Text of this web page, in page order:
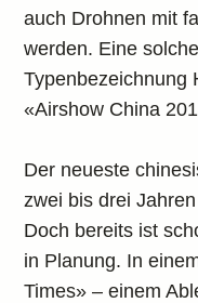
auch Drohnen mit
werden. Eine
Typenbezeichnung
«Airshow China
Der neueste
zwei bis drei
Doch bereits ist
in Planung. In
Times» – einem